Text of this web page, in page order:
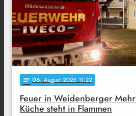
notes 06. August 2026 11:22
Feuer in Weidenberger
Küche steht in Flammen